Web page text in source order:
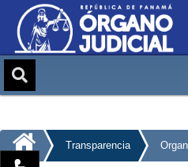
Transparencia